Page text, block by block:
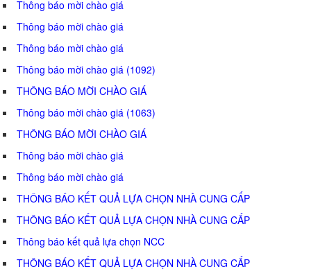
Thông báo mời chào giá
Thông báo mời chào giá
Thông báo mời chào giá
Thông báo mời chào giá (1092)
THÔNG BÁO MỜI CHÀO GIÁ
Thông báo mời chào giá (1063)
THÔNG BÁO MỜI CHÀO GIÁ
Thông báo mời chào giá
Thông báo mời chào giá
THÔNG BÁO KẾT QUẢ LỰA CHỌN NHÀ CUNG CẤP
THÔNG BÁO KẾT QUẢ LỰA CHỌN NHÀ CUNG CẤP
Thông báo kết quả lựa chọn NCC
THÔNG BÁO KẾT QUẢ LỰA CHỌN NHÀ CUNG CẤP